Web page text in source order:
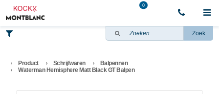
0
Zoek
Product Schrijfwaren
Balpennen
Waterman Hemisphere Matt Black GT Balpen